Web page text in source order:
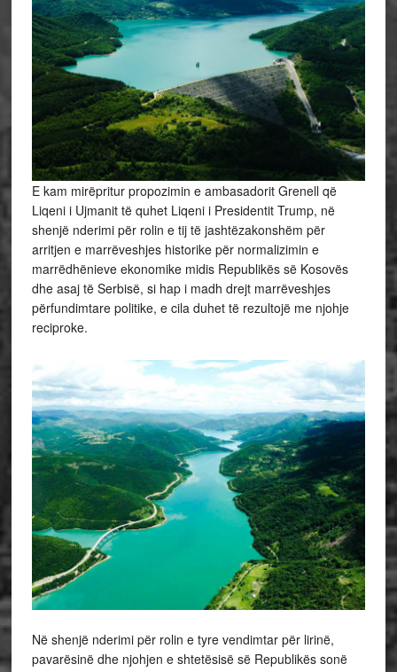
E kam mirëpritur propozimin e ambasadorit Grenell që
Liqeni i Ujmanit të quhet Liqeni i Presidentit Trump, në
shenjë nderimi për rolin e tij të jashtëzakonshëm për
arritjen e marrëveshjes historike për normalizimin e
marrëdhënieve ekonomike midis Republikës së Kosovës
dhe asaj të Serbisë, si hap i madh drejt marrëveshjes
përfundimtare politike, e cila duhet të rezultojë me njohje
reciproke.
Në shenjë nderimi për rolin e tyre vendimtar për lirinë,
pavarësinë dhe njohjen e shtetësisë së Republikës sonë